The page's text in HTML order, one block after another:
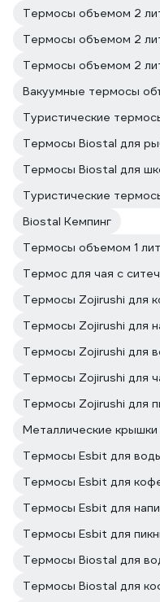
Термосы объемом 2
Термосы объемом 2
Термосы объемом 2
Вакуумные термосы
Туристические
Термосы Biostal для
Термосы Biostal для
Туристические
Biostal Кемпинг
Термосы объемом 1
Термос для чая с
Термосы Zojirushi для
Термосы Zojirushi для
Термосы Zojirushi для
Термосы Zojirushi для
Термосы Zojirushi для
Металлические
Термосы Esbit для
Термосы Esbit для
Термосы Esbit для
Термосы Esbit для
Термосы Biostal для
Термосы Biostal для